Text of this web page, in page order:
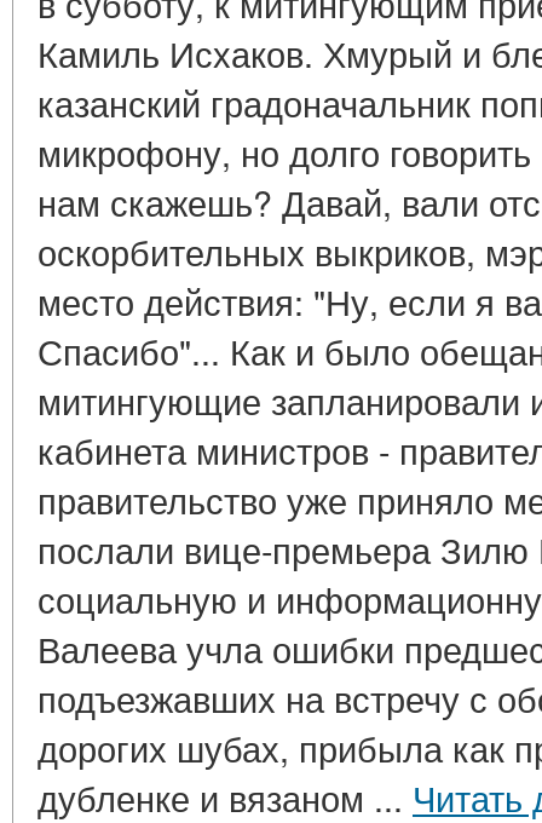
Камиль Исхаков. Хмурый и
казанский градоначальник
микрофону, но долго
нам скажешь? Давай, вали
оскорбительных выкриков,
место действия: "Ну, если я
Спасибо"... Как и было
митингующие запланировали
кабинета министров -
правительство уже приняло
послали вице-премьера
социальную и
Валеева учла ошибки
подъезжавших на встречу с
дорогих шубах, прибыла как
дубленке и вязаном ... Читать